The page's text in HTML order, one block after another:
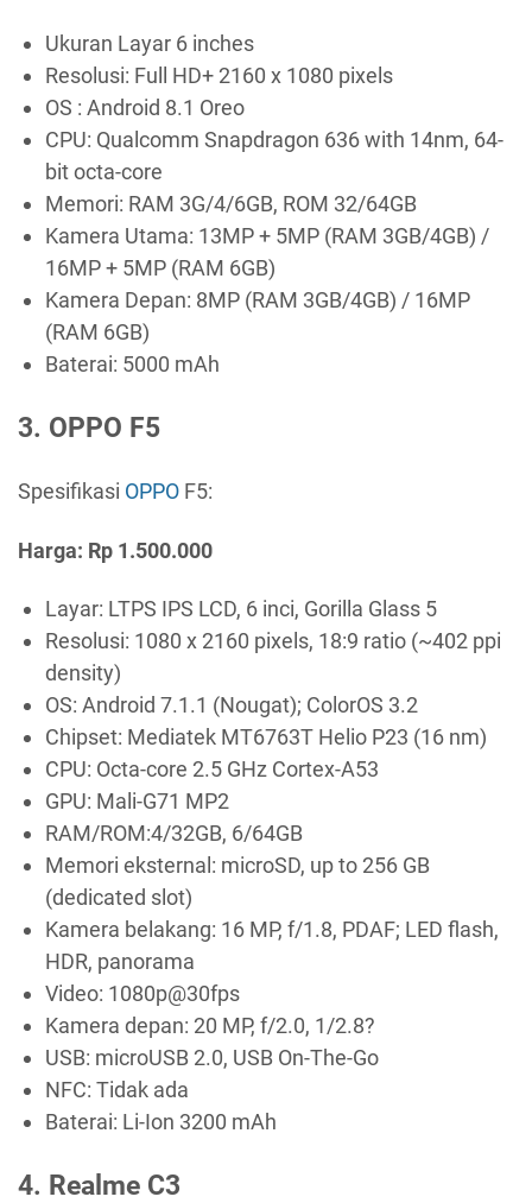
Ukuran Layar 6 inches
Resolusi: Full HD+ 2160 x 1080 pixels
OS : Android 8.1 Oreo
CPU: Qualcomm Snapdragon 636 with 14nm, 64-
bit octa-core
Memori: RAM 3G/4/6GB, ROM 32/64GB
Kamera Utama: 13MP + 5MP (RAM 3GB/4GB) /
16MP + 5MP (RAM 6GB)
Kamera Depan: 8MP (RAM 3GB/4GB) / 16MP
(RAM 6GB)
Baterai: 5000 mAh
3. OPPO F5
Spesifikasi OPPO F5:
Harga: Rp 1.500.000
Layar: LTPS IPS LCD, 6 inci, Gorilla Glass 5
Resolusi: 1080 x 2160 pixels, 18:9 ratio (~402 ppi
density)
OS: Android 7.1.1 (Nougat); ColorOS 3.2
Chipset: Mediatek MT6763T Helio P23 (16 nm)
CPU: Octa-core 2.5 GHz Cortex-A53
GPU: Mali-G71 MP2
RAM/ROM:4/32GB, 6/64GB
Memori eksternal: microSD, up to 256 GB
(dedicated slot)
Kamera belakang: 16 MP, f/1.8, PDAF; LED flash,
HDR, panorama
Video: 1080p@30fps
Kamera depan: 20 MP, f/2.0, 1/2.8?
USB: microUSB 2.0, USB On-The-Go
NFC: Tidak ada
Baterai: Li-Ion 3200 mAh
4. Realme C3